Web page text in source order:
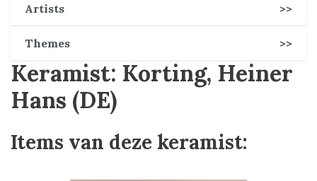
Artists >>
Themes >>
Keramist: Korting, Heiner
Hans (DE)
Items van deze keramist: